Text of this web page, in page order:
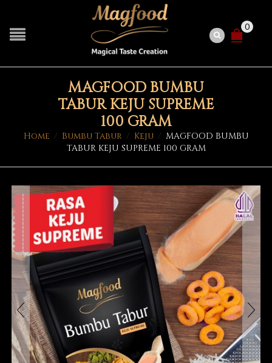
0
MAGFOOD BUMBU
TABUR KEJU SUPREME
100 GRAM
Home / Bumbu Tabur / Keju / MAGFOOD BUMBU
TABUR KEJU SUPREME 100 GRAM